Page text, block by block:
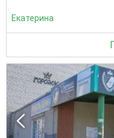
Екатерина